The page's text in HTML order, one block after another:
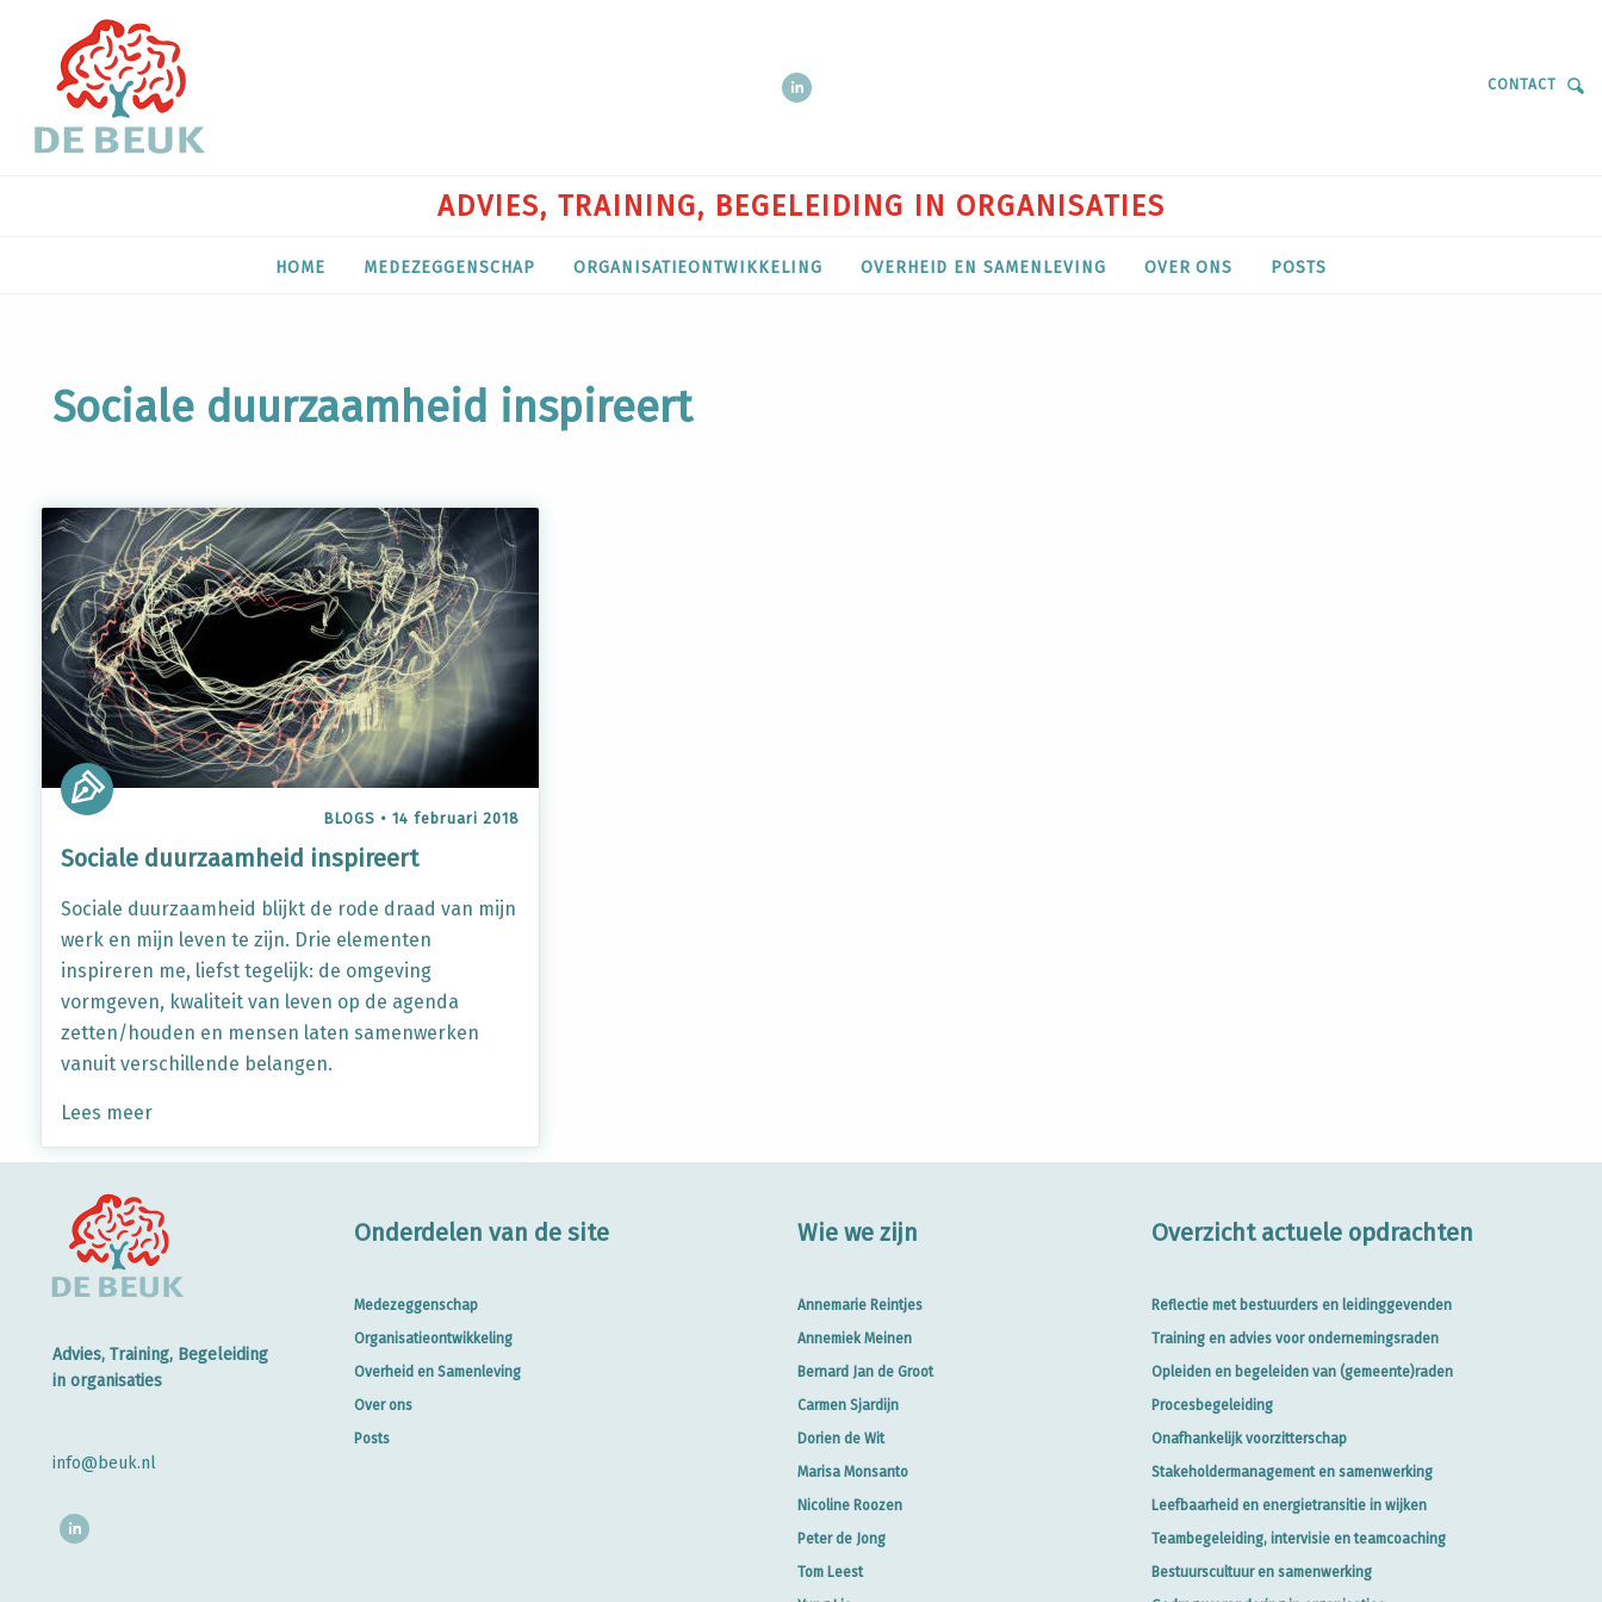
CONTACT
ADVIES, TRAINING, BEGELEIDING IN ORGANISATIES
HOME MEDEZEGGENSCHAP ORGANISATIEONTWIKKELING OVERHEID EN SAMENLEVING OVER ONS POSTS
Sociale duurzaamheid inspireert
BLOGS • 14 februari 2018
Sociale duurzaamheid inspireert
Sociale duurzaamheid blijkt de rode draad van mijn
werk en mijn leven te zijn. Drie elementen
inspireren me, liefst tegelijk: de omgeving
vormgeven, kwaliteit van leven op de agenda
zetten/houden en mensen laten samenwerken
vanuit verschillende belangen.
Lees meer
Advies, Training, Begeleiding
in organisaties
info@beuk.nl
Onderdelen van de site
Medezeggenschap
Organisatieontwikkeling
Overheid en Samenleving
Over ons
Posts
Wie we zijn
Annemarie Reintjes
Annemiek Meinen
Bernard Jan de Groot
Carmen Sjardijn
Dorien de Wit
Marisa Monsanto
Nicoline Roozen
Peter de Jong
Tom Leest
Overzicht actuele opdrachten
Reflectie met bestuurders en leidinggevenden
Training en advies voor ondernemingsraden
Opleiden en begeleiden van (gemeente)raden
Procesbegeleiding
Onafhankelijk voorzitterschap
Stakeholdermanagement en samenwerking
Leefbaarheid en energietransitie in wijken
Teambegeleiding, intervisie en teamcoaching
Bestuurscultuur en samenwerking